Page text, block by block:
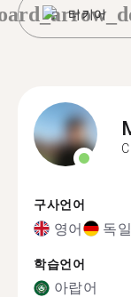
터키어
구사언어
영어 독
학습언어
아랍어